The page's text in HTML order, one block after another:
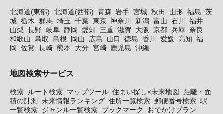
北海道(東部) 北海道(西部) 青森 岩手 宮城 秋田 山形 福島 茨
城 栃木 群馬 埼玉 千葉 東京 神奈川 新潟 富山 石川
福井
山梨 長野 岐阜 静岡 愛知 三重 滋賀 大阪 京都 兵庫 奈良
和歌山
鳥取 島根 岡山 広島 山口 徳島 香川 愛媛 高知 福
岡 佐賀 長崎 熊本 大分 宮崎 鹿児島 沖縄
地図検索サービス
検索 ルート検索 マップツール 住まい探し×未来地図
距離・面
積の計測
未来情報ランキング 住所一覧検索 郵便番号検索 駅
一覧検索 ジャンル一覧検索 ブックマーク おでかけプラン